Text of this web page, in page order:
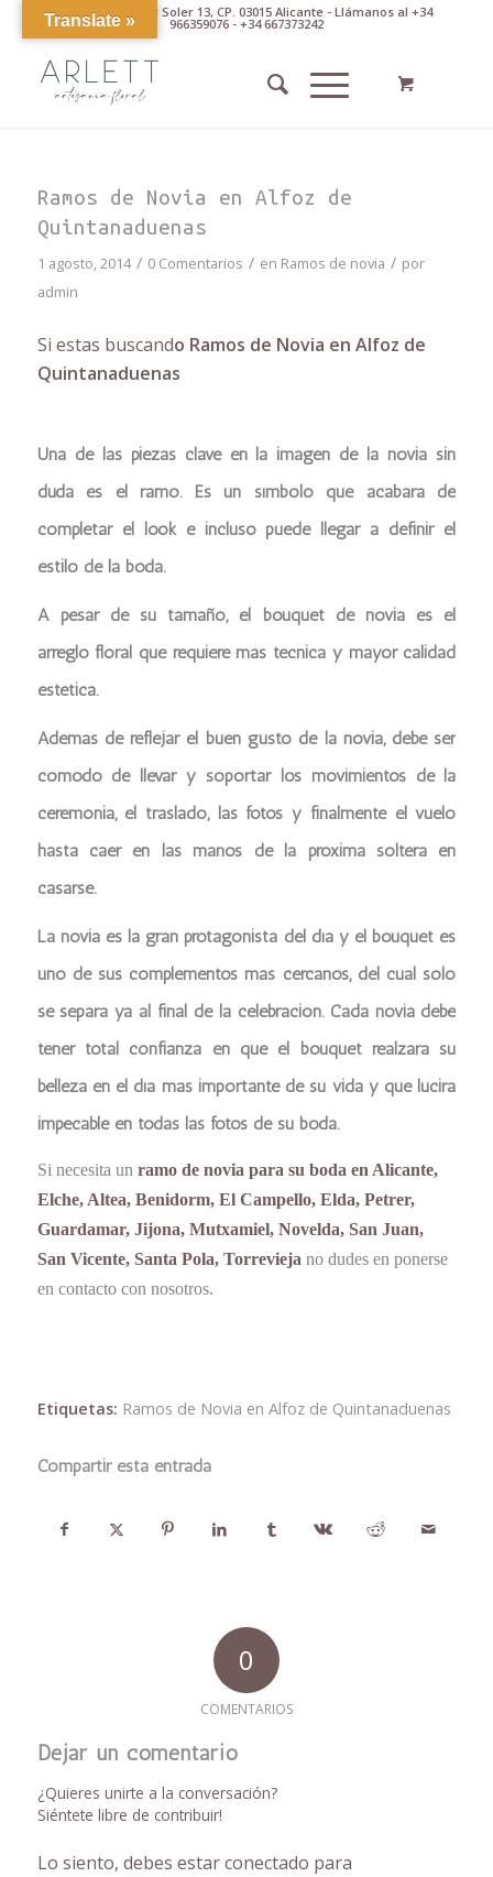
Av. Pintor Xavier Soler 13, CP. 03015 Alicante - Llámanos al +34
966359076 - +34 667373242
Ramos de Novia en Alfoz de
Quintanaduenas
1 agosto, 2014 / 0 Comentarios / en Ramos de novia / por
admin
Si estas buscando Ramos de Novia en Alfoz de
Quintanaduenas
Una de las piezas clave en la imagen de la novia sin
duda es el ramo. Es un símbolo que acabará de
completar el look e incluso puede llegar a definir el
estilo de la boda.
A pesar de su tamaño, el bouquet de novia es el
arreglo floral que requiere más técnica y mayor calidad
estética.
Además de reflejar el buen gusto de la novia, debe ser
cómodo de llevar y soportar los movimientos de la
ceremonia, el traslado, las fotos y finalmente el vuelo
hasta caer en las manos de la próxima soltera en
casarse.
La novia es la gran protagonista del día y el bouquet es
uno de sus complementos más cercanos, del cual sólo
se separa ya al final de la celebración. Cada novia debe
tener total confianza en que el bouquet realzará su
belleza en el día más importante de su vida y que lucirá
impecable en todas las fotos de su boda.
Si necesita un ramo de novia para su boda en Alicante,
Elche, Altea, Benidorm, El Campello, Elda, Petrer,
Guardamar, Jijona, Mutxamiel, Novelda, San Juan,
San Vicente, Santa Pola, Torrevieja no dudes en ponerse
en contacto con nosotros.
Etiquetas: Ramos de Novia en Alfoz de Quintanaduenas
Compartir esta entrada
0
COMENTARIOS
Dejar un comentario
¿Quieres unirte a la conversación?
Siéntete libre de contribuir!
Lo siento, debes estarconectado para
Translate »